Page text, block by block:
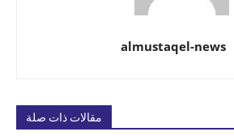
almustaqel-news
مقالات ذات صلة